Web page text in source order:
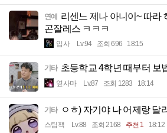
연예
리센느 제나 아니이~ 따라
곤잘레스 ㅋㅋㅋ
입사 Lv.94 조회 696 18:15
기타 초등학교 4학년 때부터 보
옆사마 Lv.87 조회 1283 18:14
기타 ㅇㅎ) 자기야 나 어제랑 달
스팀팩 Lv.88 조회 2168 추천 1 18:12